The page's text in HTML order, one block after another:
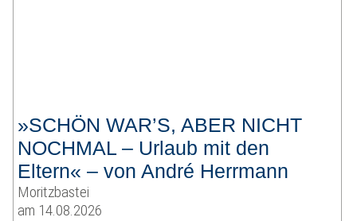
»SCHÖN WAR’S, ABER NICHT
NOCHMAL – Urlaub mit den
Eltern« – von André Herrmann
Moritzbastei
am 14.08.2026